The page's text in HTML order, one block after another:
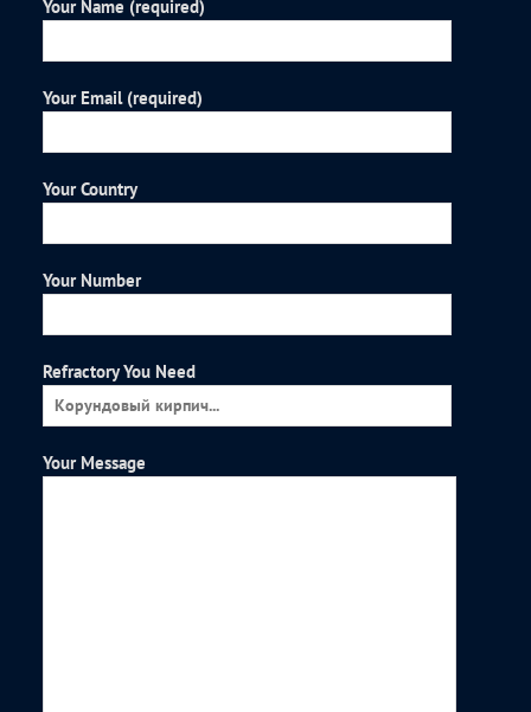
Your Name (required)
Your Email (required)
Your Country
Your Number
Refractory You Need
Your Message